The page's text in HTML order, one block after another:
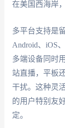
在美国西海岸
多平台支持是
Android、iOS
多端设备同时
站直播，平板
干扰。这种灵
的用户特别友
定。